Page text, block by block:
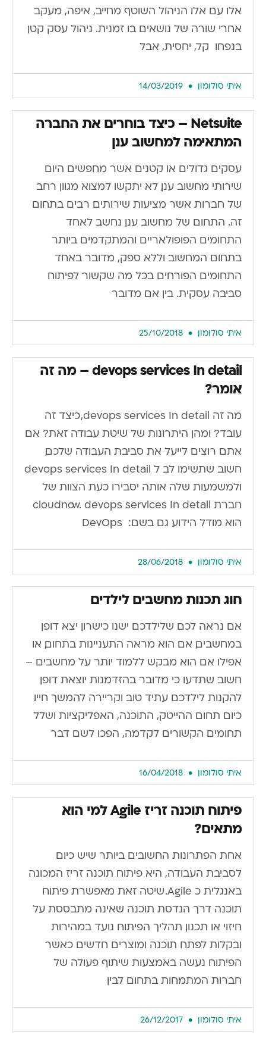
אלו עם אלו. הניהול השוטף מחייב, איפה, מעקב
אחרי שורה של נושאים בו זמנית. ניהול עסק קטן
בנפחו קל, יחסית, אבל
איתי סולומון
Netsuite – כיצד בוחרים את החברה
המתאימה למחשוב ענן
עסקים גדולים או קטנים אשר מחפשים היום
שירותי מחשוב ענן, לא יתקשו למצוא מגוון רחב
של חברות אשר מציעות שירותים רבים בתחום
זה. התחום של מחשוב ענן נחשב לאחד
התחומים הפופולאריים והמתקדמים ביותר
בתחום המחשוב וללא ספק, מדובר באחד
התחומים הפורחים בכל מה שקשור לפיתוח
סביבה עסקית. בין אם מדובר
איתי סולומון
devops services In detail – מה זה
אומר?
מה זה devops services In detail, כיצד זה
עובד? ומהן היתרונות של שיטת עבודה זאת? אם
אתם רוצים לייעל את סביבת העבודה שלכם,
חשוב שתשימו לב ל devops services In detail
ולמשמעות שלה אותה יסבירו כעת הצוות של
חברת cloudnow. devops services In detail
הוא מודל הידוע גם בשם: DevOps
איתי סולומון
חוג תכנות מחשבים לילדים
אם נראה לכם שלילדכם ישנו כישרון יצא דופן
במחשבים, אם הוא מראה התעניינות בתחום, או
אפילו אם הוא מבקש ללמוד יותר על מחשבים –
חשוב שתדעו כי מדובר בהזדמנות יוצאת דופן
להקנות לילדכם עתיד טוב וקריירה להמשך חייו.
כיום תחום ההייטק, התוכנה, האפליקציות ושלל
תחומים הקשורים לקדמה, הפכו לשם דבר
איתי סולומון
פיתוח תוכנה זריז Agile למי הוא
מתאים?
אחת הפתרונות החשובים ביותר שיש כיום
לסביבת העבודה, היא פיתוח תוכנה זריז המכונה
באנגלית כ Agile. שיטה זאת מאפשרת פיתוח
תוכנה דרך הנדסת תוכנה שאינה מתבססת על
חיזוי או תכנון. תהליך הפיתוח נועד במהירות
ובקלות לפתח תוכנה ומוצרים חדשים כאשר
הפיתוח נעשה באמצעות שיתוף פעולה של
חברות המתמחות בתחום לבין
איתי סולומון